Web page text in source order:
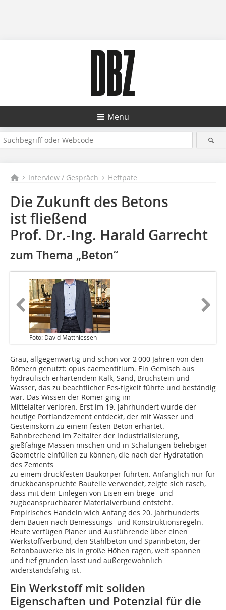
Menü
Interview / Gespräch Heftpate
Die Zukunft des Betons
ist fließend
Prof. Dr.-Ing. Harald Garrecht
zum Thema „Beton“
Foto: David Matthiessen
Grau, allgegenwärtig und schon vor 2 000 Jahren von den
Römern genutzt: opus caementitium. Ein Gemisch aus
hydraulisch erhärtendem Kalk, Sand, Bruchstein und
Wasser, das zu beachtlicher Fes-tigkeit führte und beständig
war. Das Wissen der Römer ging im
Mittelalter verloren. Erst im 19. Jahrhundert wurde der
heutige Portlandzement entdeckt, der mit Wasser und
Gesteinskorn zu einem festen Beton erhärtet.
Bahnbrechend im Zeitalter der Industrialisierung,
gießfähige Massen mischen und in Schalungen beliebiger
Geometrie einfüllen zu können, die nach der Hydratation
des Zements
zu einem druckfesten Baukörper führten. Anfänglich nur für
druckbeanspruchte Bauteile verwendet, zeigte sich rasch,
dass mit dem Einlegen von Eisen ein biege- und
zugbeanspruchbarer Materialverbund entsteht.
Empirisches Handeln wich Anfang des 20. Jahrhunderts
dem Bauen nach Bemessungs- und Konstruktionsregeln.
Heute verfügen Planer und Ausführende über einen
Werkstoffverbund, den Stahlbeton und Spannbeton, der
Betonbauwerke bis in große Höhen ragen, weit spannen
und tief gründen lässt und außergewöhnlich
widerstandsfähig ist.
Ein Werkstoff mit soliden
Eigenschaften und Potenzial für die